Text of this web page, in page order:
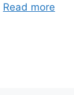
Read more